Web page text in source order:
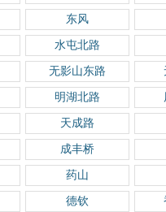
东风
水屯北路
无影山东路
明湖北路
天成路
成丰桥
药山
德钦